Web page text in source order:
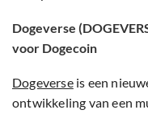
Dogeverse
voor Dogecoin
Dogeverseis een
ontwikkeling van een